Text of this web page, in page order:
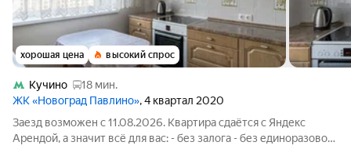
хорошая цена высокий спрос
Кучино
18 мин.
ЖК «Новоград Павлино», 4 квартал 2020
Заезд возможен с 11.08.2026. Квартира сдаётся с Яндекс
Арендой, а значит всё для вас: - без залога - без единоразовой